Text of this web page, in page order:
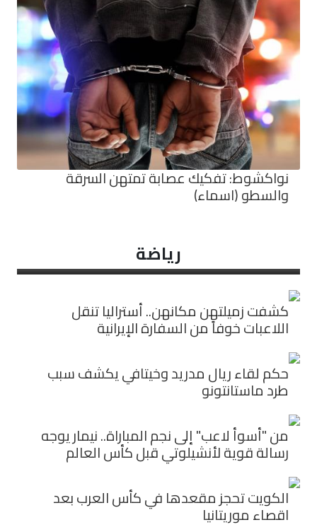
نواكشوط: تفكيك عصابة تمتهن السرقة
والسطو (اسماء)
رياضة
كشفت زميلتهن مكانهن.. أستراليا تنقل
اللاعبات خوفاً من السفارة الإيرانية
حكم لقاء ريال مدريد وخيتافي يكشف سبب
طرد ماستانتونو
من "أسوأ لاعب" إلى نجم المباراة.. نيمار يوجه
رسالة قوية لأنشيلوتي قبل كأس العالم
الكويت تحجز مقعدها في كأس العرب بعد
اقصاء موريتانيا